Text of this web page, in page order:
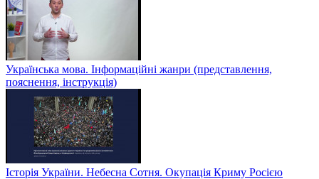
Українська мова. Інформаційні жанри (представлення,
пояснення, інструкція)
Історія України. Небесна Сотня. Окупація Криму Росією